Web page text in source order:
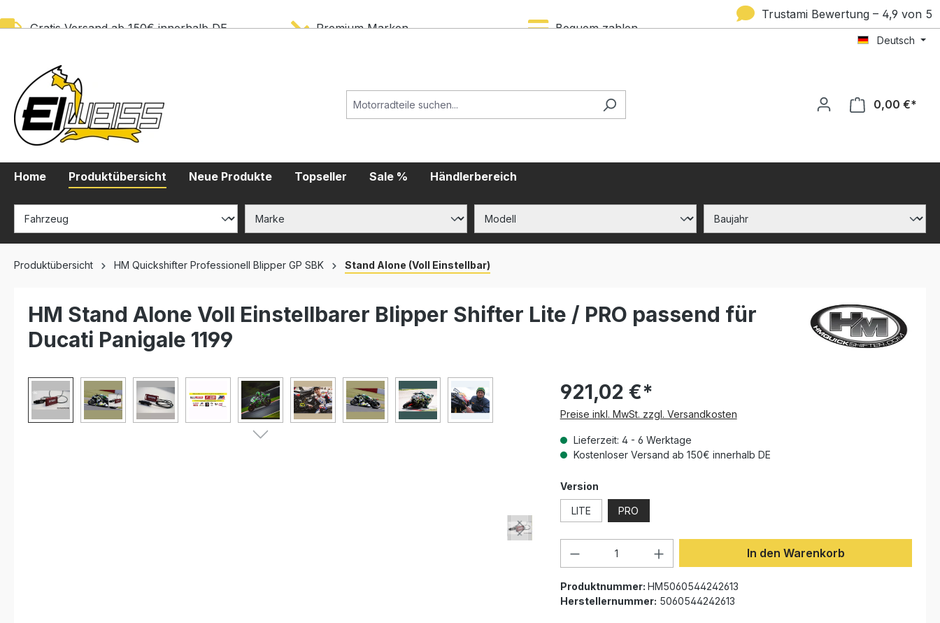
Gratis Versand ab 150€ innerhalb DE Premium Marken Bequem zahlen
Trustami Bewertung – 4,9 von 5
Sternen
Deutsch
0,00 €*
Home Produktübersicht Neue Produkte Topseller Sale % Händlerbereich
Produktübersicht HM Quickshifter Professionell Blipper GP SBK Stand Alone (Voll Einstellbar)
HM Stand Alone Voll Einstellbarer Blipper Shifter Lite / PRO passend für
Ducati Panigale 1199
Bildergalerie überspringen 921,02 €*
Preise inkl. MwSt. zzgl. Versandkosten
Lieferzeit: 4 - 6 Werktage
Kostenloser Versand ab 150€ innerhalb DE
Versionauswählen
LITE PRO
Produkt Anzahl: Gib den gewünschten Wert
In den Warenkorb
Produktnummer: HM5060544242613
Herstellernummer: 5060544242613